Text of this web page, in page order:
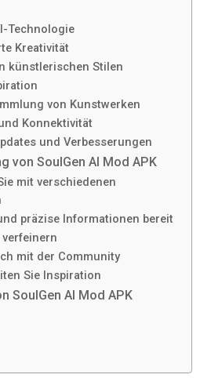
Technologie
Kreativität
künstlerischen Stilen
von Kunstwerken
Konnektivität
und Verbesserungen
von SoulGen AI Mod APK
mit verschiedenen
präzise Informationen bereit
mit der Community
Sie Inspiration
SoulGen AI Mod APK